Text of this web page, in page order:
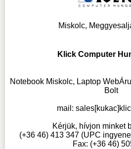
Miskolc,
Klick Computer
Notebook Miskolc, Laptop
Bolt
mail:
Kérjük, hívjon minket
(+36 46) 413 347 (UPC
Fax: (+36 46)